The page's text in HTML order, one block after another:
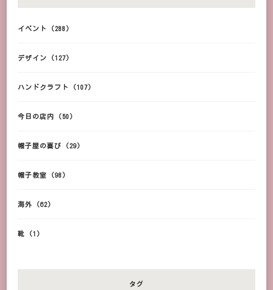
イベント (288)
デザイン (127)
ハンドクラフト (107)
今日の店内 (50)
帽子屋の喜び (29)
帽子教室 (98)
海外 (62)
靴 (1)
タグ